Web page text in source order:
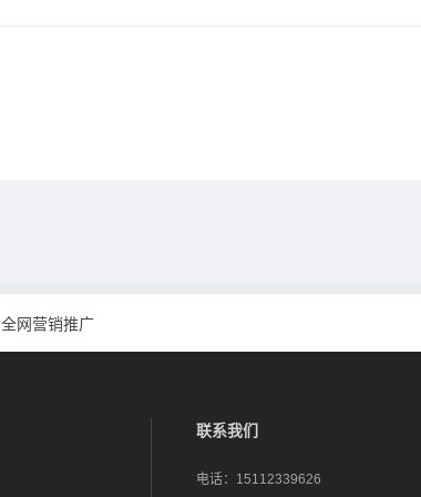
全网营销推广
联系我们
电话： 15112339626